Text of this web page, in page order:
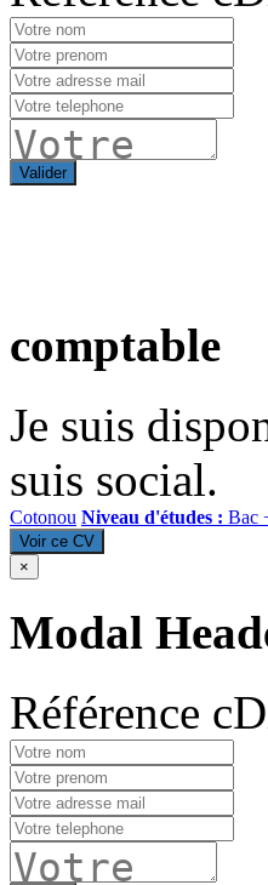
Valider
comptable
Je suis
suis social.
Cotonou Niveau d'études : Bac
Voir ce CV
×
Modal
Référence